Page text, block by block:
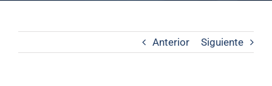
Anterior Siguiente